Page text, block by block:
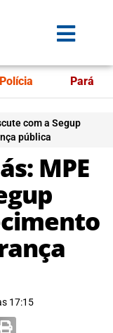
Polícia Pará
com a Segup
pública
MPE
17:15